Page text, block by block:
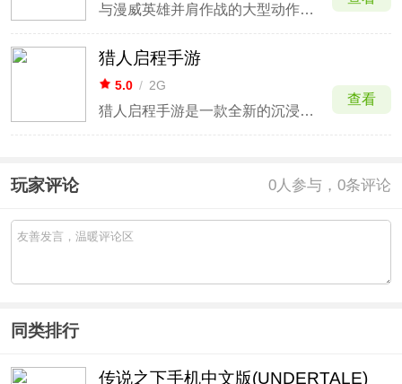
与漫威英雄并肩作战的大型动作RPG
猎人启程手游
5.0 / 2G
猎人启程手游是一款全新的沉浸式冒险RPG自由探索猎人世界手游，以经典热血人气动漫全职猎人为背景故事，邀请原班日本声优配音，收录数十名经典人气角色，处处可见广大壮阔的经典场景完美结合CG动画，100%真实还原猎人世界，哪怕没有看过原作，也能跟随游戏推进体验全新内容。
查看
玩家评论 0人参与，0条评论
同类排行
传说之下手机中文版(UNDERTALE)